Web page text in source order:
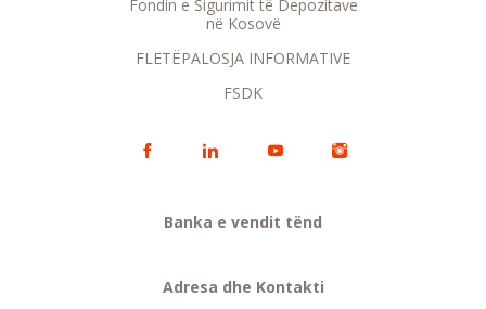
Fondin e Sigurimit të Depozitave
në Kosovë
FLETËPALOSJA INFORMATIVE
FSDK
Banka e vendit tënd
Adresa dhe Kontakti